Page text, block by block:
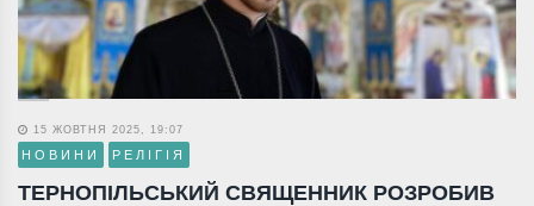
15 ЖОВТНЯ 2025, 19:07
НОВИНИ РЕЛІГІЯ
ТЕРНОПІЛЬСЬКИЙ СВЯЩЕННИК РОЗРОБИВ